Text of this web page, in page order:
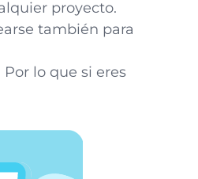
proyecto.
también para
lo que si eres